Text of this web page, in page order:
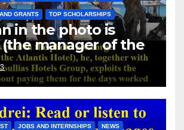
GRANTS TOP SCHOLARSHIPS
in the photo is
manager of the
he, together
from the Koullias
exploits the
without paying
the days worked
JOBS AND INTERNSHIPS NEWS